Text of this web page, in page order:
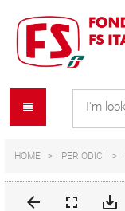
content
navigation
menu
HOME PERIODICI